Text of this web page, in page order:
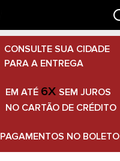
CONSULTE SUA CIDADE
PARA A ENTREGA
EM ATÉ 6X SEM JUROS
NO CARTÃO DE CRÉDITO
PAGAMENTOS NO BOLETO